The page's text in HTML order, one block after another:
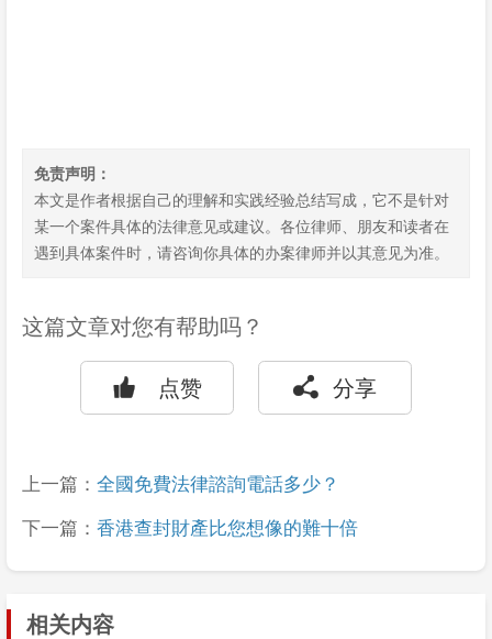
免责声明：
本文是作者根据自己的理解和实践经验总结写成，它不是针对
某一个案件具体的法律意见或建议。各位律师、朋友和读者在
遇到具体案件时，请咨询你具体的办案律师并以其意见为准。
这篇文章对您有帮助吗？
 点赞  分享
上一篇： 全國免費法律諮詢電話多少？
下一篇： 香港查封財產比您想像的難十倍
相关内容